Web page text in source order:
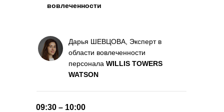
09:30 – 10:00
Дарья ШЕВЦОВА, Эксперт в
области вовлеченности
персонала WILLIS TOWERS
WATSON
вовлеченности